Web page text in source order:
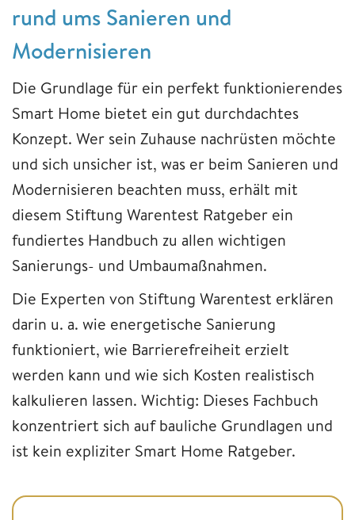
rund ums Sanieren und
Modernisieren
Die Grundlage für ein perfekt funktionierendes
Smart Home bietet ein gut durchdachtes
Konzept. Wer sein Zuhause nachrüsten möchte
und sich unsicher ist, was er beim Sanieren und
Modernisieren beachten muss, erhält mit
diesem Stiftung Warentest Ratgeber ein
fundiertes Handbuch zu allen wichtigen
Sanierungs- und Umbaumaßnahmen.
Die Experten von Stiftung Warentest erklären
darin u. a. wie energetische Sanierung
funktioniert, wie Barrierefreiheit erzielt
werden kann und wie sich Kosten realistisch
kalkulieren lassen. Wichtig: Dieses Fachbuch
konzentriert sich auf bauliche Grundlagen und
ist kein expliziter Smart Home Ratgeber.